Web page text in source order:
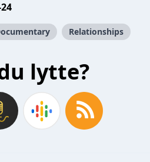
Relationships
lytte?